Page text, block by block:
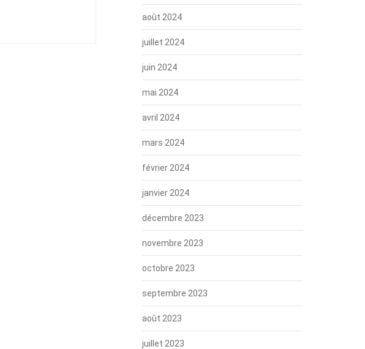
août 2024
juillet 2024
juin 2024
mai 2024
avril 2024
mars 2024
février 2024
janvier 2024
décembre 2023
novembre 2023
octobre 2023
septembre 2023
août 2023
juillet 2023